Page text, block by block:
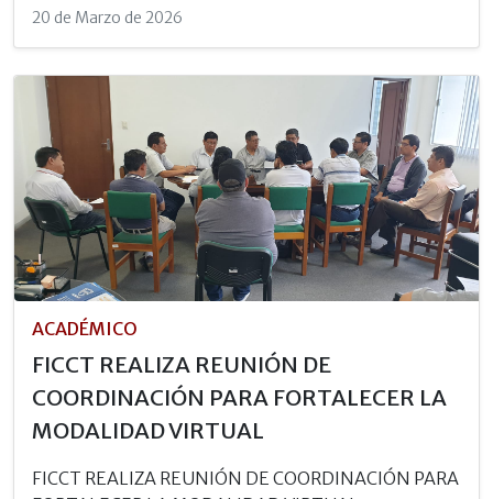
20 de Marzo de 2026
ACADÉMICO
FICCT REALIZA REUNIÓN DE
COORDINACIÓN PARA FORTALECER LA
MODALIDAD VIRTUAL
FICCT REALIZA REUNIÓN DE COORDINACIÓN PARA